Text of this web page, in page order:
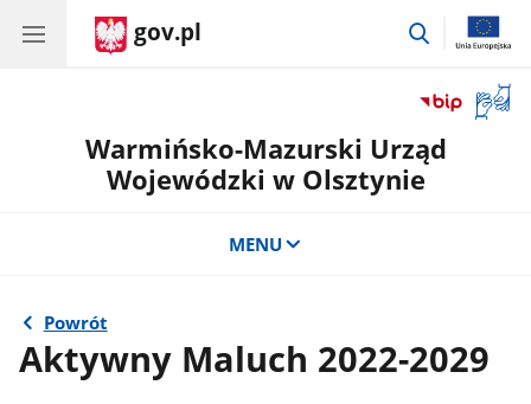
gov.pl
przejdź
okno
Warmińsko-Mazurski Urząd
Wojewódzki w Olsztynie
MENU
Powrót
Aktywny Maluch 2022-2029